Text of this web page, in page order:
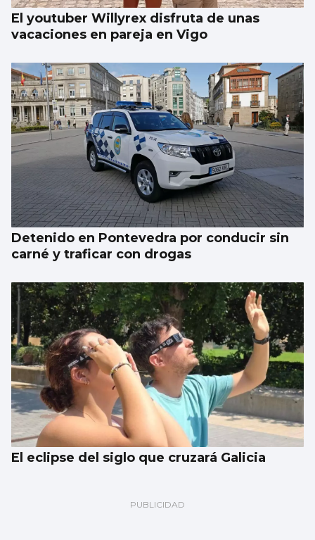
El youtuber Willyrex disfruta de unas
vacaciones en pareja en Vigo
Detenido en Pontevedra por conducir sin
carné y traficar con drogas
El eclipse del siglo que cruzará Galicia